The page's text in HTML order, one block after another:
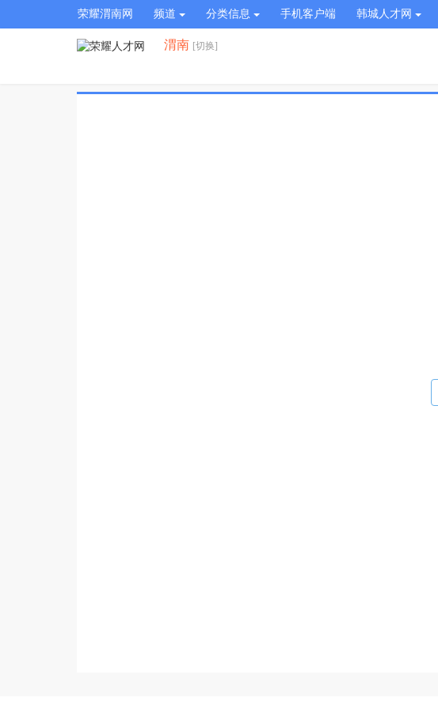
荣耀渭南网 频道 分类信息 手机客户端 韩城人才网
渭南 [切换]